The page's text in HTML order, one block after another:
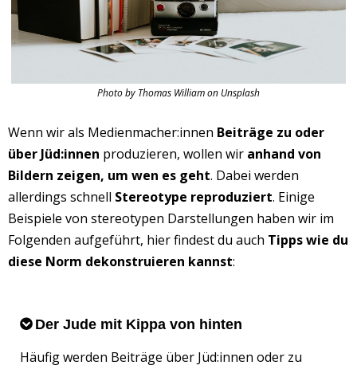
Photo by Thomas William on Unsplash
Wenn wir als Medienmacher:innen Beiträge zu oder
über Jüd:innen produzieren, wollen wir anhand von
Bildern zeigen, um wen es geht. Dabei werden
allerdings schnell Stereotype reproduziert. Einige
Beispiele von stereotypen Darstellungen haben wir im
Folgenden aufgeführt, hier findest du auch Tipps wie du
diese Norm dekonstruieren kannst:
Der Jude mit Kippa von hinten
Häufig werden Beiträge über Jüd:innen oder zu